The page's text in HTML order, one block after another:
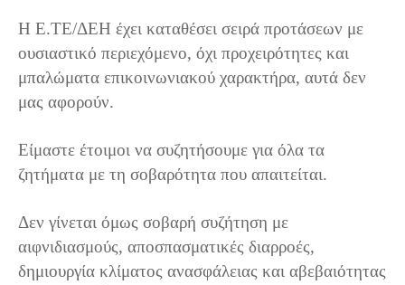
Η Ε.ΤΕ/ΔΕΗ έχει καταθέσει σειρά προτάσεων με
ουσιαστικό περιεχόμενο, όχι προχειρότητες και
μπαλώματα επικοινωνιακού χαρακτήρα, αυτά δεν
μας αφορούν.
Είμαστε έτοιμοι να συζητήσουμε για όλα τα
ζητήματα με τη σοβαρότητα που απαιτείται.
Δεν γίνεται όμως σοβαρή συζήτηση με
αιφνιδιασμούς, αποσπασματικές διαρροές,
δημιουργία κλίματος ανασφάλειας και αβεβαιότητας